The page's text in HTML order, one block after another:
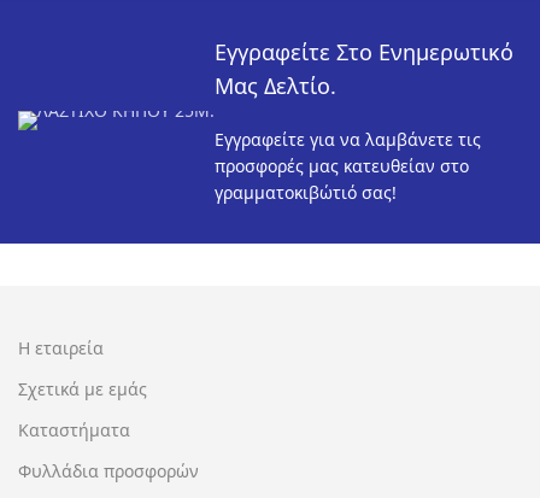
Εγγραφείτε Στο Ενημερωτικό
Μας Δελτίο.
Εγγραφείτε για να λαμβάνετε τις
προσφορές μας κατευθείαν στο
γραμματοκιβώτιό σας!
Η εταιρεία
Σχετικά με εμάς
Καταστήματα
Φυλλάδια προσφορών